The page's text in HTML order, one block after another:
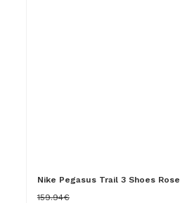
Nike Pegasus Trail 3 Shoes Rose
159.94€